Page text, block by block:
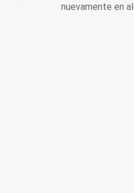
nuevamente en